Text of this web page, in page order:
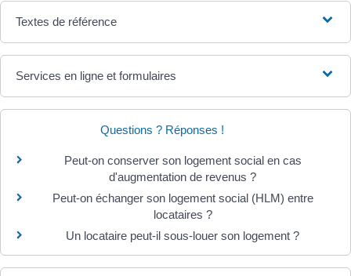
Textes de référence
Services en ligne et formulaires
Questions ? Réponses !
Peut-on conserver son logement social en cas
d'augmentation de revenus ?
Peut-on échanger son logement social (HLM) entre
locataires ?
Un locataire peut-il sous-louer son logement ?